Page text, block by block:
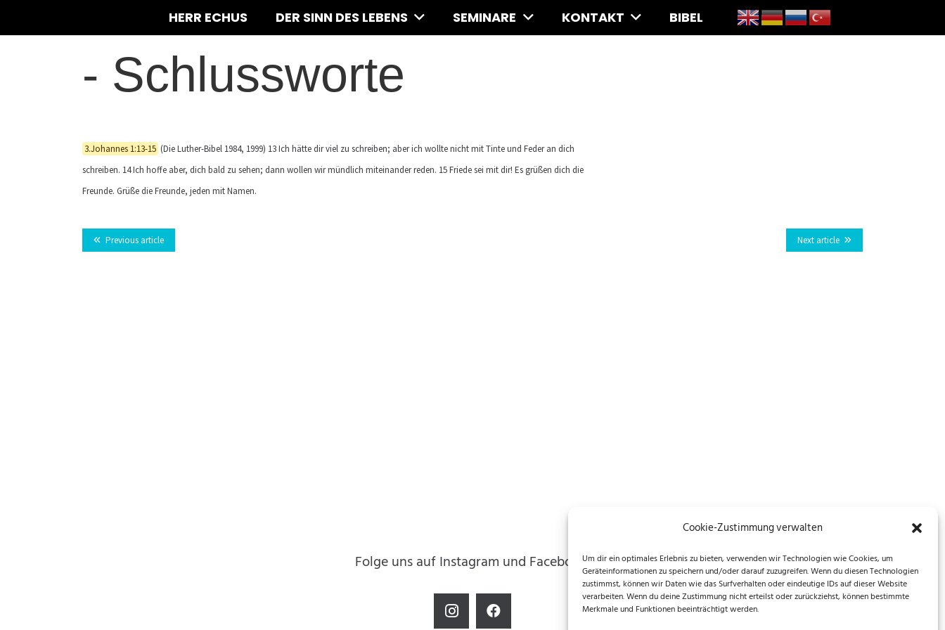
Cookie-Zustimmung verwalten
Um dir ein optimales Erlebnis zu bieten, verwenden wir Technologien wie Cookies, um
Geräteinformationen zu speichern und/oder darauf zuzugreifen. Wenn du diesen Technologien
zustimmst, können wir Daten wie das Surfverhalten oder eindeutige IDs auf dieser Website
verarbeiten. Wenn du deine Zustimmung nicht erteilst oder zurückziehst, können bestimmte
Merkmale und Funktionen beeinträchtigt werden.
HERR ECHUS DER SINN DES LEBENS SEMINARE KONTAKT BIBEL
- Schlussworte
3.Johannes 1:13-15 (Die Luther-Bibel 1984, 1999) 13 Ich hätte dir viel zu schreiben; aber ich wollte nicht mit Tinte und Feder an dich
schreiben. 14 Ich hoffe aber, dich bald zu sehen; dann wollen wir mündlich miteinander reden. 15 Friede sei mit dir! Es grüßen dich die
Freunde. Grüße die Freunde, jeden mit Namen.
Next article
Previous article
Folge uns auf Instagram und Facebook!